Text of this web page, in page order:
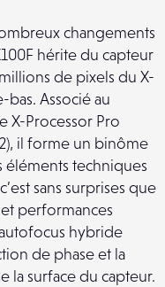
changements
hérite du capteur
de pixels du X-
bas. Associé au
X-Processor Pro
il forme un binôme
éléments techniques
sans surprises que
performances
autofocus hybride
de phase et la
la surface du capteur.